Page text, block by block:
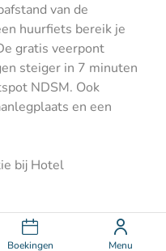
Boekingen Menu
van de
huurfiets bereik je
gratis veerpont
steiger in 7 minuten
NDSM. Ook
en een
bij Hotel